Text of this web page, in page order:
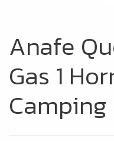
Anafe
Gas 1